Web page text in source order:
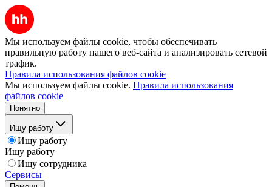
Мы используем файлы cookie, чтобы обеспечивать
правильную работу нашего веб-сайта и анализировать сетевой
трафик.
Правила использования файлов cookie
Мы используем файлы cookie. Правила использования
файлов cookie
Понятно
Ищу работу
Ищу работу
Ищу работу
Ищу сотрудника
Сервисы